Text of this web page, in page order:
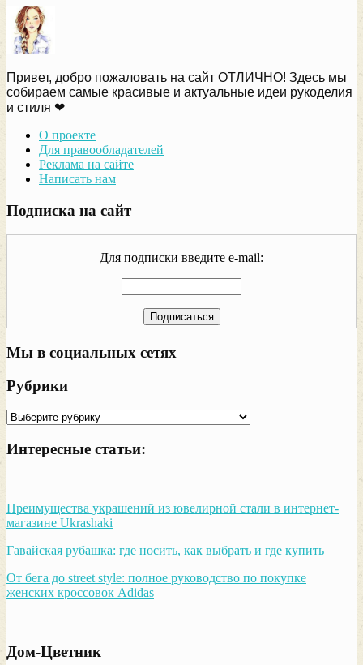
Привет, добро пожаловать на сайт ОТЛИЧНО! Здесь мы
собираем самые красивые и актуальные идеи рукоделия
и стиля ❤
О проекте
Для правообладателей
Реклама на сайте
Написать нам
Подписка на сайт
Для подписки введите e-mail:
Мы в социальных сетях
Рубрики
Рубрики
Интересные статьи:
Преимущества украшений из ювелирной стали в интернет-
магазине Ukrashaki
Гавайская рубашка: где носить, как выбрать и где купить
От бега до street style: полное руководство по покупке
женских кроссовок Adidas
Дом-Цветник